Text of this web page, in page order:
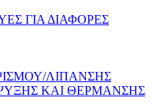
ΓΙΑ ΔΙΑΦΟΡΕΣ
ΛΙΠΑΝΣΗΣ
ΚΑΙ ΘΕΡΜΑΝΣΗΣ